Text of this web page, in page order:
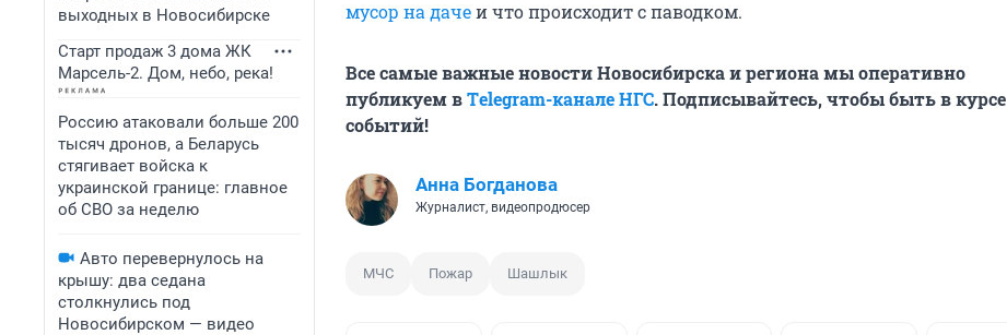
выходных в Новосибирске
Старт продаж 3 дома ЖК
Марсель-2. Дом, небо, река!
Россию атаковали больше 200
тысяч дронов, а Беларусь
стягивает войска к
украинской границе: главное
об СВО за неделю
Авто перевернулось на
крышу: два седана
столкнулись под
Новосибирском — видео
мусор на дачеи что происходит с паводком.
Все самые важные новости Новосибирска и региона мы оперативно
публикуем вТelegram-канале НГС. Подписывайтесь, чтобы быть в курсе
событий!
Анна Богданова
Журналист, видеопродюсер
МЧС Пожар Шашлык